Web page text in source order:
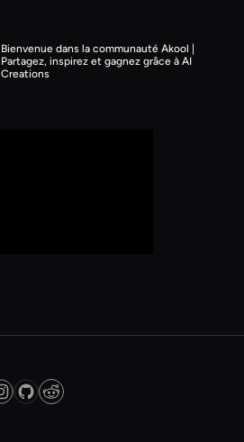
Bienvenue dans la communauté Akool |
Partagez, inspirez et gagnez grâce à AI
Creations